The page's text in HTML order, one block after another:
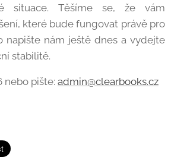
situace. Těšíme se, že vám
které bude fungovat právě pro
napište nám ještě dnes a vydejte
stabilitě.
nebo pište: admin@clearbooks.cz